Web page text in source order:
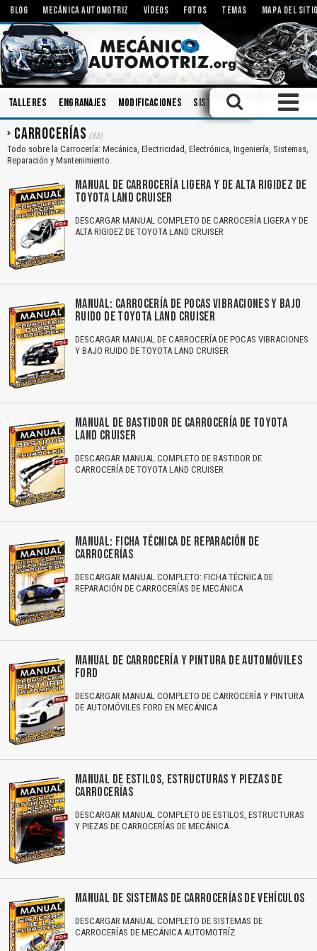
BLOG MECÁNICA AUTOMOTRIZ VÍDEOS FOTOS TEMAS MAPA DEL
Talleres Engranajes Modificaciones Sistemas de Audio
CARROCERÍAS (33)
Todo sobre la Carrocería: Mecánica, Electricidad, Electrónica, Ingeniería, Sistemas,
Reparación y Mantenimiento.
MANUAL DE CARROCERÍA LIGERA Y DE ALTA RIGIDEZ DE
TOYOTA LAND CRUISER
DESCARGAR MANUAL COMPLETO DE CARROCERÍA LIGERA Y DE
ALTA RIGIDEZ DE TOYOTA LAND CRUISER
MANUAL: CARROCERÍA DE POCAS VIBRACIONES Y BAJO
RUIDO DE TOYOTA LAND CRUISER
DESCARGAR MANUAL DE CARROCERÍA DE POCAS VIBRACIONES
Y BAJO RUIDO DE TOYOTA LAND CRUISER
MANUAL DE BASTIDOR DE CARROCERÍA DE TOYOTA
LAND CRUISER
DESCARGAR MANUAL COMPLETO DE BASTIDOR DE
CARROCERÍA DE TOYOTA LAND CRUISER
MANUAL: FICHA TÉCNICA DE REPARACIÓN DE
CARROCERÍAS
DESCARGAR MANUAL COMPLETO: FICHA TÉCNICA DE
REPARACIÓN DE CARROCERÍAS DE MECÁNICA
MANUAL DE CARROCERÍA Y PINTURA DE AUTOMÓVILES
FORD
DESCARGAR MANUAL COMPLETO DE CARROCERÍA Y PINTURA
DE AUTOMÓVILES FORD EN MECÁNICA
MANUAL DE ESTILOS, ESTRUCTURAS Y PIEZAS DE
CARROCERÍAS
DESCARGAR MANUAL COMPLETO DE ESTILOS, ESTRUCTURAS
Y PIEZAS DE CARROCERÍAS DE MECÁNICA
MANUAL DE SISTEMAS DE CARROCERÍAS DE VEHÍCULOS
DESCARGAR MANUAL COMPLETO DE SISTEMAS DE
CARROCERÍAS DE MECÁNICA AUTOMOTRÍZ